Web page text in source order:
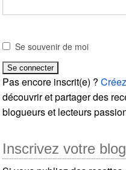
Se souvenir de moi
Pas encore inscrit(e) ?
découvrir et partager des
blogueurs et lecteurs
Inscrivez votre